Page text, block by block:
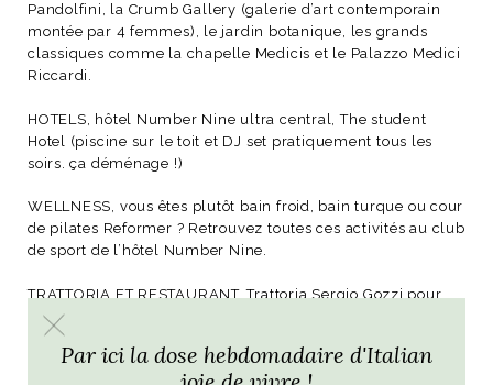
Pandolfini , la Crumb Gallery (galerie d’art contemporain
montée par 4 femmes), le jardin botanique, les grands
classiques comme la chapelle Medicis et le Palazzo Medici
Riccardi.
HOTELS, hôtel Number Nine ultra central, The student
Hotel (piscine sur le toit et DJ set pratiquement tous les
soirs. ça déménage !)
WELLNESS, vous êtes plutôt bain froid, bain turque ou cour
de pilates Reformer ? Retrouvez toutes ces activités au club
de sport de l’hôtel Number Nine.
TRATTORIA ET RESTAURANT, Trattoria Sergio Gozzi pour
une adresse ultra typique avec la nappe à carreaux qui va
bien, Il Vegetariano pour ses propositions végétariennes et
vegan, Perseus pour son pinzimonio de légumes à tremper
Par ici la dose hebdomadaire d'Italian